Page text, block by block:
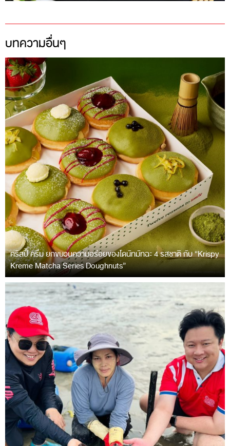
บทความอื่นๆ
คริสปี้ ครีม ยกขบวนความอร่อยของโดนัทมัทฉะ 4 รสชาติ กับ “Krispy
Kreme Matcha Series Doughnuts”